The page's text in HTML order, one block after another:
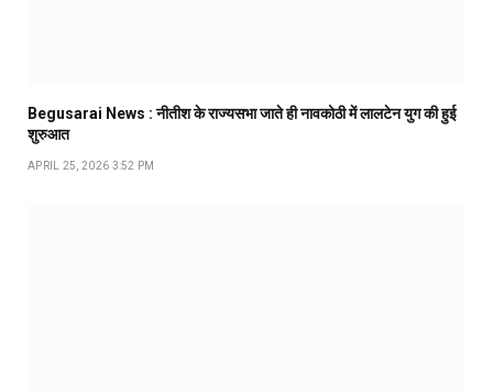
Begusarai News : नीतीश के राज्यसभा जाते ही नावकोठी में लालटेन युग की हुई
शुरुआत
APRIL 25, 2026 3:52 PM